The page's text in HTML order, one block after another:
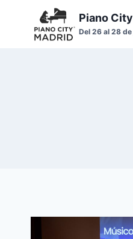
contenido
Piano
Del 26 al 28 de